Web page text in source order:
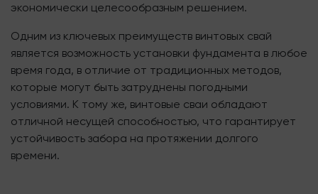
экономически целесообразным решением.
Одним из ключевых преимуществ винтовых свай
является возможность установки фундамента в любое
время года, в отличие от традиционных методов,
которые могут быть затруднены погодными
условиями. К тому же, винтовые сваи обладают
отличной несущей способностью, что гарантирует
устойчивость забора на протяжении долгого
времени.